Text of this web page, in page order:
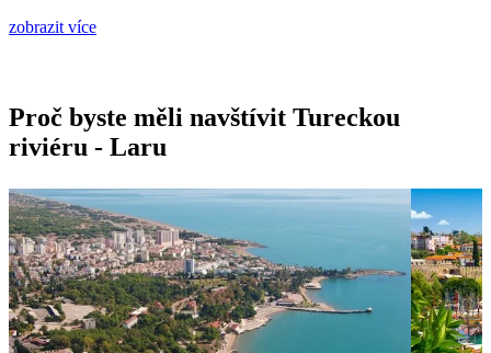
zobrazit více
Proč byste měli navštívit Tureckou
riviéru - Laru